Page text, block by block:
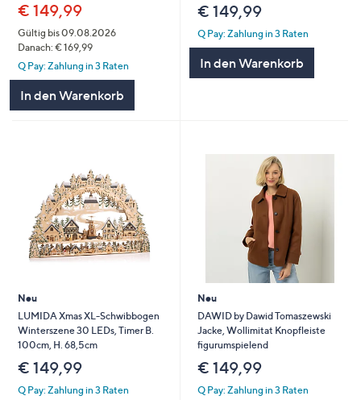
€ 149,99
Gültig bis 09.08.2026
Danach: € 169,99
Q Pay: Zahlung in 3 Raten
In den Warenkorb
€ 149,99
Q Pay: Zahlung in 3 Raten
In den Warenkorb
Neu
LUMIDA Xmas XL-Schwibbogen
Winterszene 30 LEDs, Timer B.
100cm, H. 68,5cm
€ 149,99
Q Pay: Zahlung in 3 Raten
Neu
DAWID by Dawid Tomaszewski
Jacke, Wollimitat Knopfleiste
figurumspielend
€ 149,99
Q Pay: Zahlung in 3 Raten